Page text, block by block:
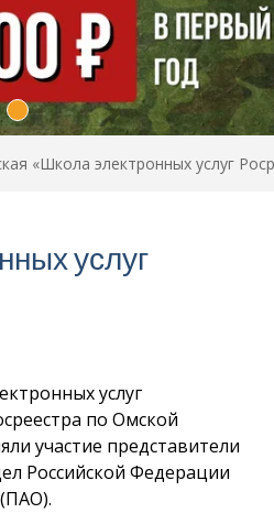
«Школа электронных услуг
услуг
услуг
по Омской
участие представители
Российской Федерации